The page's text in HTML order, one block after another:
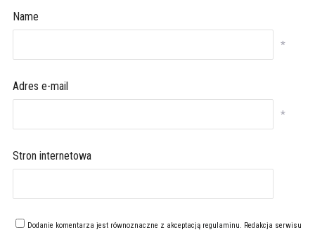
Name
*
Adres e-mail
*
Stron internetowa
Dodanie komentarza jest równoznaczne z akceptacją regulaminu. Redakcja serwisu